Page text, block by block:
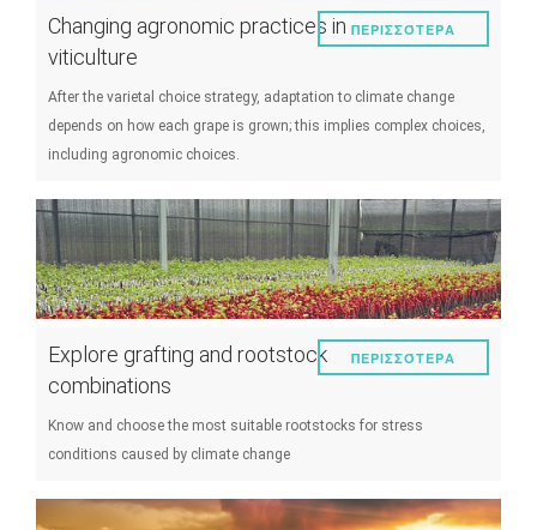
Changing agronomic practices in
viticulture
After the varietal choice strategy, adaptation to climate change
depends on how each grape is grown; this implies complex choices,
including agronomic choices.
ΠΕΡΙΣΣΌΤΕΡΑ
Explore grafting and rootstock
combinations
Know and choose the most suitable rootstocks for stress
conditions caused by climate change
ΠΕΡΙΣΣΌΤΕΡΑ